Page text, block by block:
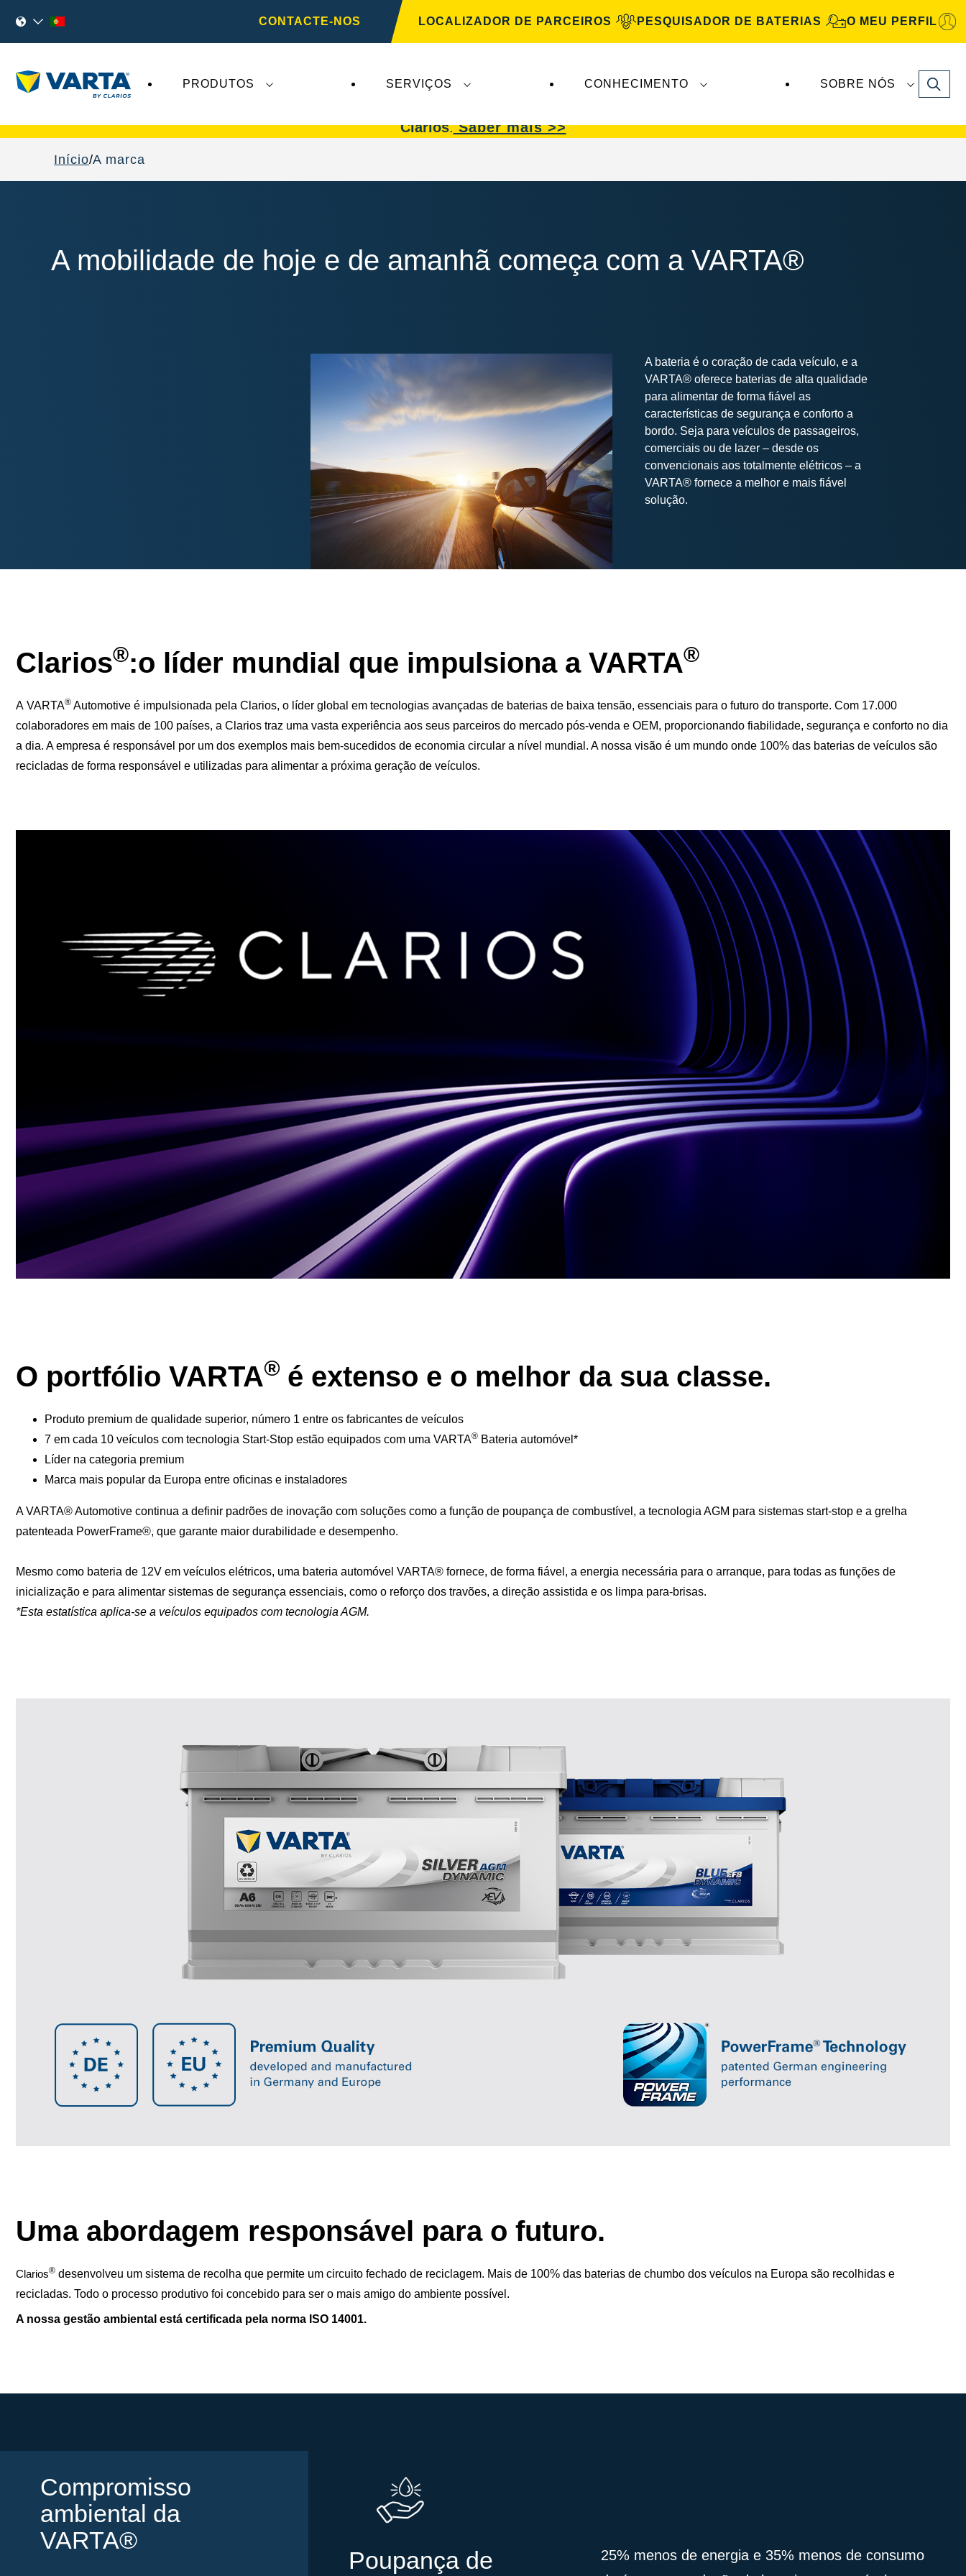
CONTACTE-NOS LOCALIZADOR DE PARCEIROS PESQUISADOR DE BATERIAS O MEU PERFIL
PRODUTOS SERVIÇOS CONHECIMENTO SOBRE NÓS Search
Clarios.Saber mais >>
Início A marca
A mobilidade de hoje e de amanhã começa com a VARTA®
A bateria é o coração de cada veículo, e a
VARTA® oferece baterias de alta qualidade
para alimentar de forma fiável as
características de segurança e conforto a
bordo. Seja para veículos de passageiros,
comerciais ou de lazer – desde os
convencionais aos totalmente elétricos – a
VARTA® fornece a melhor e mais fiável
solução.
Clarios®:o líder mundial que impulsiona a VARTA®
A VARTA® Automotive é impulsionada pela Clarios, o líder global em tecnologias avançadas de baterias de baixa tensão, essenciais para o futuro do transporte. Com 17.000
colaboradores em mais de 100 países, a Clarios traz uma vasta experiência aos seus parceiros do mercado pós-venda e OEM, proporcionando fiabilidade, segurança e conforto no dia
a dia. A empresa é responsável por um dos exemplos mais bem-sucedidos de economia circular a nível mundial. A nossa visão é um mundo onde 100% das baterias de veículos são
recicladas de forma responsável e utilizadas para alimentar a próxima geração de veículos.
O portfólio VARTA® é extenso e o melhor da sua classe.
Produto premium de qualidade superior, número 1 entre os fabricantes de veículos
7 em cada 10 veículos com tecnologia Start-Stop estão equipados com uma VARTA® Bateria automóvel*
Líder na categoria premium
Marca mais popular da Europa entre oficinas e instaladores
A VARTA® Automotive continua a definir padrões de inovação com soluções como a função de poupança de combustível, a tecnologia AGM para sistemas start-stop e a grelha
patenteada PowerFrame®, que garante maior durabilidade e desempenho.
Mesmo como bateria de 12V em veículos elétricos, uma bateria automóvel VARTA® fornece, de forma fiável, a energia necessária para o arranque, para todas as funções de
inicialização e para alimentar sistemas de segurança essenciais, como o reforço dos travões, a direção assistida e os limpa para-brisas.
*Esta estatística aplica-se a veículos equipados com tecnologia AGM.
Uma abordagem responsável para o futuro.
Clarios® desenvolveu um sistema de recolha que permite um circuito fechado de reciclagem. Mais de 100% das baterias de chumbo dos veículos na Europa são recolhidas e
recicladas. Todo o processo produtivo foi concebido para ser o mais amigo do ambiente possível.
A nossa gestão ambiental está certificada pela norma ISO 14001.
Compromisso
ambiental da
VARTA®
Poupança de
25% menos de energia e 35% menos de consumo